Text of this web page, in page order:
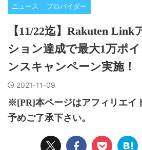
ニュース プロバイダー
【11/22迄】Rakuten Link
ション達成で最大1万ポ
ンスキャンペーン実施！
2021-11-09
※[PR]本ページはアフィリエイ
予めご了承下さい。